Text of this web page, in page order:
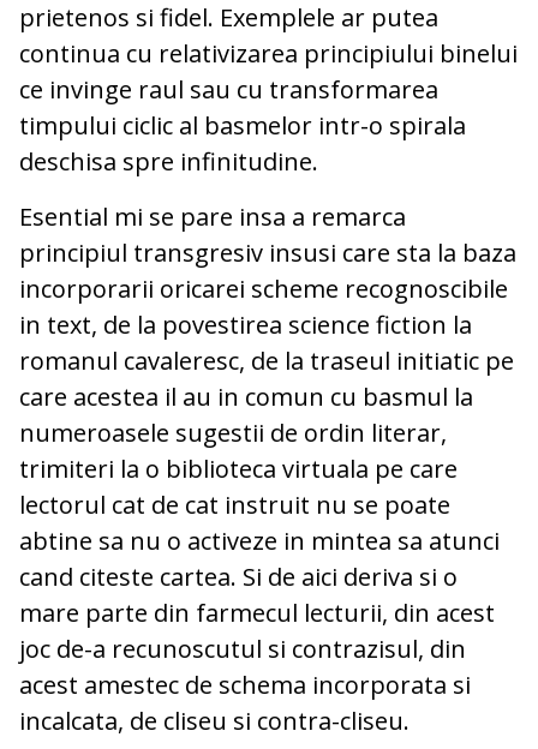
prietenos si fidel. Exemplele ar putea
continua cu relativizarea principiului binelui
ce invinge raul sau cu transformarea
timpului ciclic al basmelor intr-o spirala
deschisa spre infinitudine.
Esential mi se pare insa a remarca
principiul transgresiv insusi care sta la baza
incorporarii oricarei scheme recognoscibile
in text, de la povestirea science fiction la
romanul cavaleresc, de la traseul initiatic pe
care acestea il au in comun cu basmul la
numeroasele sugestii de ordin literar,
trimiteri la o biblioteca virtuala pe care
lectorul cat de cat instruit nu se poate
abtine sa nu o activeze in mintea sa atunci
cand citeste cartea. Si de aici deriva si o
mare parte din farmecul lecturii, din acest
joc de-a recunoscutul si contrazisul, din
acest amestec de schema incorporata si
incalcata, de cliseu si contra-cliseu.